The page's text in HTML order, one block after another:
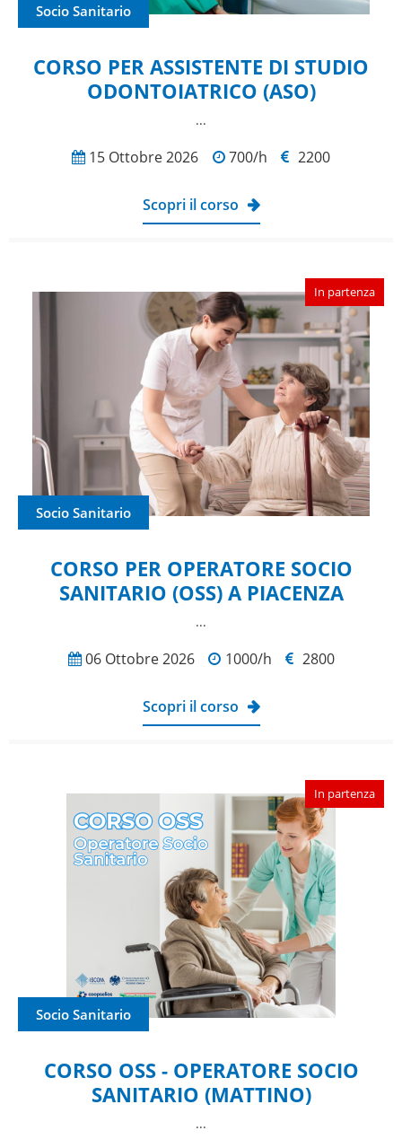
Socio Sanitario
CORSO PER ASSISTENTE DI STUDIO
ODONTOIATRICO (ASO)
...
15 Ottobre 2026 700/h 2200
Scopri il corso
In partenza
Socio Sanitario
CORSO PER OPERATORE SOCIO
SANITARIO (OSS) A PIACENZA
...
06 Ottobre 2026 1000/h 2800
Scopri il corso
In partenza
Socio Sanitario
CORSO OSS - OPERATORE SOCIO
SANITARIO (MATTINO)
...